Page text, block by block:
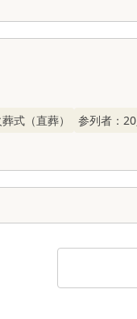
式（直葬） 参列者： 20